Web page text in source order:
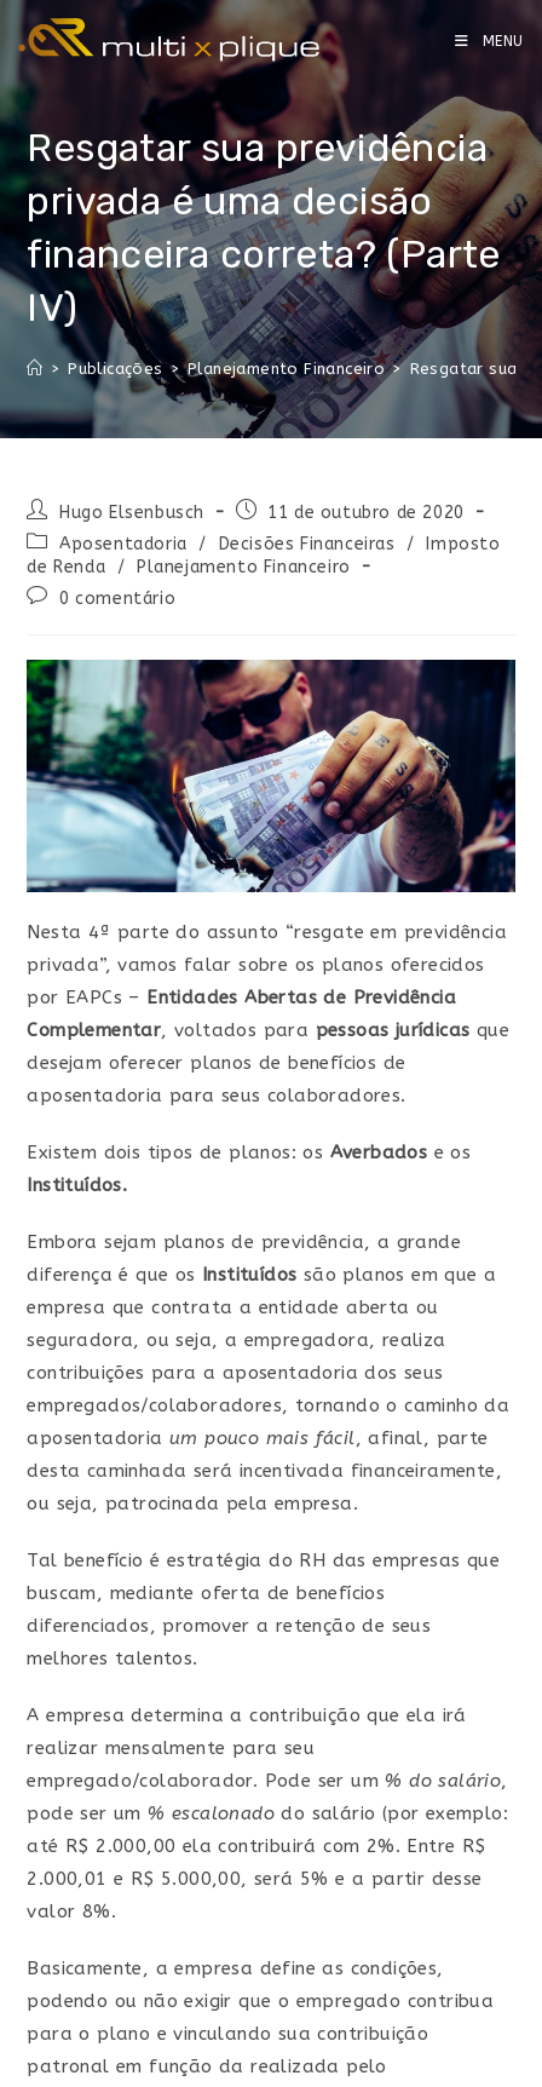
MENU
Resgatar sua previdência
privada é uma decisão
financeira correta? (Parte
IV)
> Publicações > Planejamento Financeiro > Resgatar sua
Hugo Elsenbusch
11 de outubro de 2020
Aposentadoria
/ Decisões Financeiras /
Imposto
de Renda
/
Planejamento Financeiro
0 comentário
Nesta 4ª parte do assunto “resgate em previdência
privada”, vamos falar sobre os planos oferecidos
por EAPCs – Entidades Abertas de Previdência
Complementar, voltados para pessoas jurídicas que
desejam oferecer planos de benefícios de
aposentadoria para seus colaboradores.
Existem dois tipos de planos: os Averbados e os
Instituídos.
Embora sejam planos de previdência, a grande
diferença é que os Instituídos são planos em que a
empresa que contrata a entidade aberta ou
seguradora, ou seja, a empregadora, realiza
contribuições para a aposentadoria dos seus
empregados/colaboradores, tornando o caminho da
aposentadoriaum pouco mais fácil, afinal, parte
desta caminhada será incentivada financeiramente,
ou seja, patrocinada pela empresa.
Tal benefício é estratégia do RH das empresas que
buscam, mediante oferta de benefícios
diferenciados, promover a retenção de seus
melhores talentos.
A empresa determina a contribuição que ela irá
realizar mensalmente para seu
empregado/colaborador. Pode ser um % do salário,
pode ser um % escalonado do salário (por exemplo:
até R$ 2.000,00 ela contribuirá com 2%. Entre R$
2.000,01 e R$ 5.000,00, será 5% e a partir desse
valor 8%.
Basicamente, a empresa define as condições,
podendo ou não exigir que o empregado contribua
para o plano e vinculando sua contribuição
patronal em função da realizada pelo